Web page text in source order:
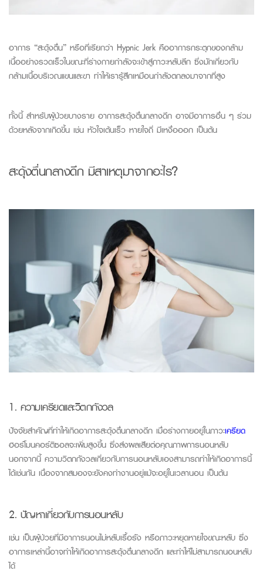
อาการ “สะดุ้งตื่น” หรือที่เรียกว่า Hypnic Jerk คืออาการกระตุกของกล้าม
เนื้ออย่างรวดเร็วในขณะที่ร่างกายกำลังจะเข้าสู่ภาวะหลับลึก ซึ่งมักเกี่ยวกับ
กล้ามเนื้อบริเวณแขนและขา ทำให้เรารู้สึกเหมือนกำลังตกลงมาจากที่สูง
ทั้งนี้ สำหรับผู้ป่วยบางราย อาการสะดุ้งตื่นกลางดึก อาจมีอาการอื่น ๆ ร่วม
ด้วยหลังจากเกิดขึ้น เช่น หัวใจเต้นเร็ว หายใจถี่ มีเหงื่อออก เป็นต้น
สะดุ้งตื่นกลางดึก มีสาเหตุมาจากอะไร?
1. ความเครียดและวิตกกังวล
ปัจจัยสำคัญที่ทำให้เกิดอาการสะดุ้งตื่นกลางดึก เมื่อร่างกายอยู่ในภาวะเครียด
ฮอร์โมนคอร์ติซอลจะเพิ่มสูงขึ้น ซึ่งส่งผลเสียต่อคุณภาพการนอนหลับ
นอกจากนี้ ความวิตกกังวลเกี่ยวกับการนอนหลับเองสามารถทำให้เกิดอาการนี้
ได้เช่นกัน เนื่องจากสมองจะยังคงทำงานอยู่แม้จะอยู่ในเวลานอน เป็นต้น
2. ปัญหาเกี่ยวกับการนอนหลับ
เช่น เป็นผู้ป่วยที่มีอาการนอนไม่หลับเรื้อรัง หรือภาวะหยุดหายใจขณะหลับ ซึ่ง
อาการเหล่านี้อาจทำให้เกิดอาการสะดุ้งตื่นกลางดึก และทำให้ไม่สามารถนอนหลับ
ได้